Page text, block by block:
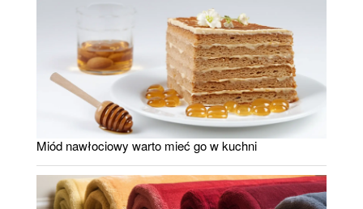
Miód nawłociowy warto mieć go w kuchni